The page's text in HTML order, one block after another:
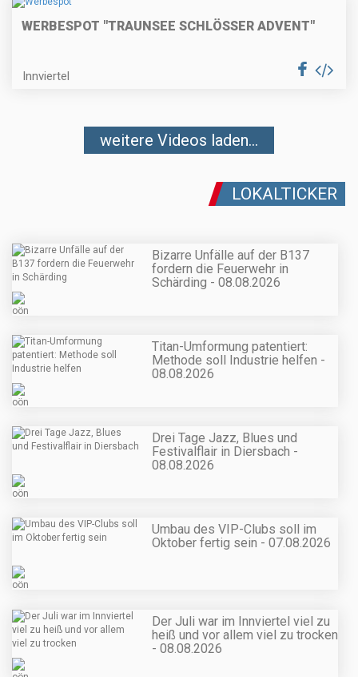
WERBESPOT "TRAUNSEE SCHLÖSSER ADVENT"
Innviertel
weitere Videos laden...
LOKALTICKER
Bizarre Unfälle auf der B137
fordern die Feuerwehr in
Schärding - 08.08.2026
Titan-Umformung patentiert:
Methode soll Industrie helfen -
08.08.2026
Drei Tage Jazz, Blues und
Festivalflair in Diersbach -
08.08.2026
Umbau des VIP-Clubs soll im
Oktober fertig sein - 07.08.2026
Der Juli war im Innviertel viel zu
heiß und vor allem viel zu trocken
- 08.08.2026